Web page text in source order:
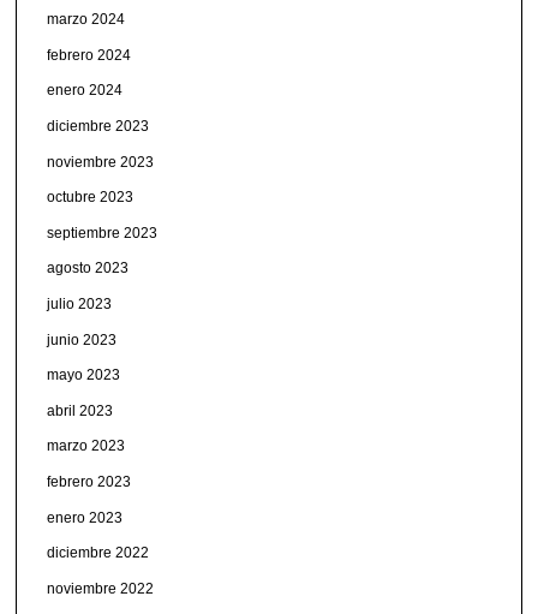
marzo 2024
febrero 2024
enero 2024
diciembre 2023
noviembre 2023
octubre 2023
septiembre 2023
agosto 2023
julio 2023
junio 2023
mayo 2023
abril 2023
marzo 2023
febrero 2023
enero 2023
diciembre 2022
noviembre 2022